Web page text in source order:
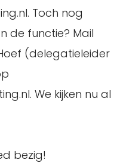
Toch nog
de functie? Mail
(delegatieleider
We kijken nu al
bezig!